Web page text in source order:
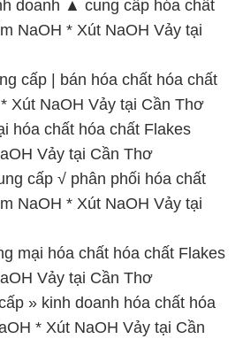
chất hóa chất Flakes
Vảy tại Cần Thơ
cấp √ phân phối hóa chất
NaOH * Xút NaOH Vảy tại
mại hóa chất hóa chất Flakes
Vảy tại Cần Thơ
» kinh doanh hóa chất hóa
* Xút NaOH Vảy tại Cần
mại hóa chất hóa chất
* Xút NaOH Vảy tại Cần Thơ
φ cung ứng hóa chất hóa chất
Xút NaOH Vảy tại Cần Thơ